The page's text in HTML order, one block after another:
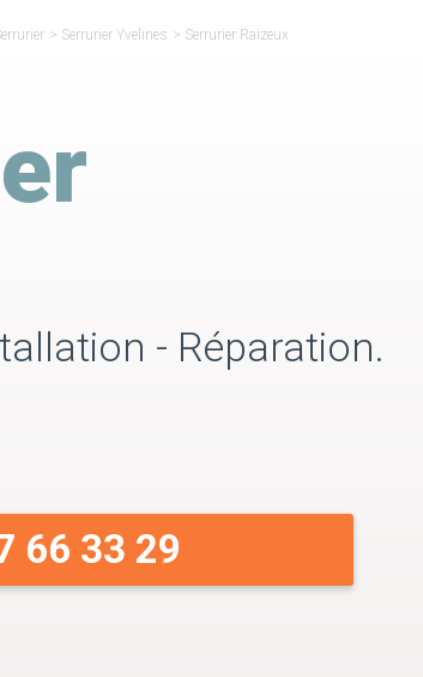
> Serrurier Yvelines > Serrurier Raizeux
- Réparation.
66 33 29